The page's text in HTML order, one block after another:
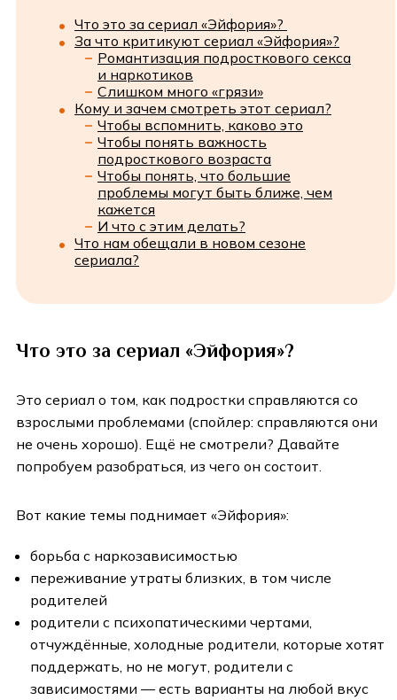
Что это за сериал «Эйфория»?
За что критикуют сериал «Эйфория»?
Романтизация подросткового секса
и наркотиков
Слишком много «грязи»
Кому и зачем смотреть этот сериал?
Чтобы вспомнить, каково это
Чтобы понять важность
подросткового возраста
Чтобы понять, что большие
проблемы могут быть ближе, чем
кажется
И что с этим делать?
Что нам обещали в новом сезоне
сериала?
Что это за сериал «Эйфория»?
Это сериал о том, как подростки справляются со
взрослыми проблемами (спойлер: справляются они
не очень хорошо). Ещё не смотрели? Давайте
попробуем разобраться, из чего он состоит.
Вот какие темы поднимает «Эйфория»:
борьба с наркозависимостью
переживание утраты близких, в том числе
родителей
родители с психопатическими чертами,
отчуждённые, холодные родители, которые хотят
поддержать, но не могут, родители с
зависимостями — есть варианты на любой вкус